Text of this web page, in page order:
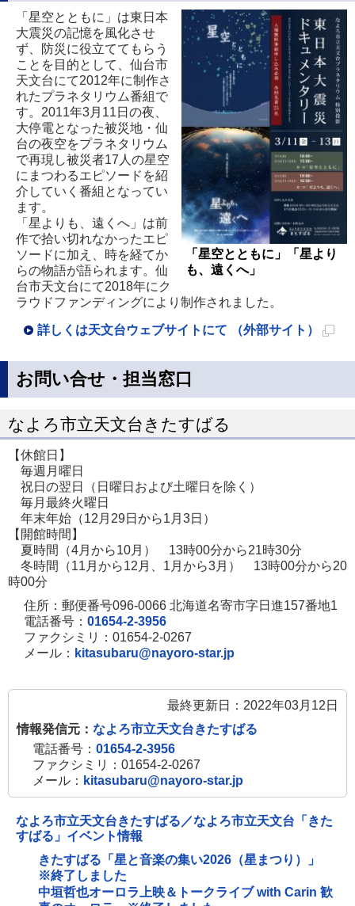
「星空とともに」「星より
も、遠くへ」
「星空とともに」は東日本
大震災の記憶を風化させ
ず、防災に役立ててもらう
ことを目的として、仙台市
天文台にて2012年に制作さ
れたプラネタリウム番組で
す。2011年3月11日の夜、
大停電となった被災地・仙
台の夜空をプラネタリウム
で再現し被災者17人の星空
にまつわるエピソードを紹
介していく番組となってい
ます。
「星よりも、遠くへ」は前
作で拾い切れなかったエピ
ソードに加え、時を経てか
らの物語が語られます。仙
台市天文台にて2018年にク
ラウドファンディングにより制作されました。
詳しくは天文台ウェブサイトにて （外部サイト）
ジ
お問い合せ・担当窓口
なよろ市立天文台きたすばる
【休館日】
毎週月曜日
祝日の翌日（日曜日および土曜日を除く）
毎月最終火曜日
年末年始（12月29日から1月3日）
【開館時間】
夏時間（4月から10月） 13時00分から21時30分
冬時間（11月から12月、1月から3月） 13時00分から20
時00分
住所：郵便番号096-0066 北海道名寄市字日進157番地1
電話番号： 01654-2-3956
ファクシミリ：01654-2-0267
メール： kitasubaru@nayoro-star.jp
最終更新日：2022年03月12日
情報発信元： なよろ市立天文台きたすばる
電話番号： 01654-2-3956
ファクシミリ：01654-2-0267
メール： kitasubaru@nayoro-star.jp
なよろ市立天文台きたすばる／なよろ市立天文台「きた
すばる」イベント情報
きたすばる「星と音楽の集い2026（星まつり）」
※終了しました
中垣哲也オーロラ上映＆トークライブ with Carin 歓